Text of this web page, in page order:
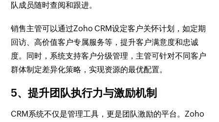
队成员随时查阅和跟进。
销售主管可以通过Zoho CRM设定客户关怀计划，如定期
回访、高价值客户专属服务等，提升客户满意度和忠诚
度。同时，系统支持客户分级管理，主管可针对不同客户
群体制定差异化策略，实现资源的最优配置。
5、提升团队执行力与激励机制
CRM系统不仅是管理工具，更是团队激励的平台。Zoho